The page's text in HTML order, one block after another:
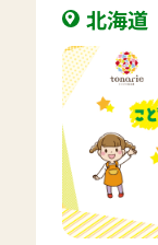
北海道